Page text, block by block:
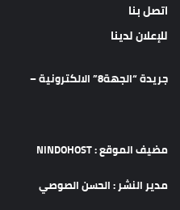
اتصل بنا
للإعلان لدينا
جريدة “الجهة8” الالكترونية –
مضيف الموقع : NINDOHOST
مدير النشر : الحسن الصوصي